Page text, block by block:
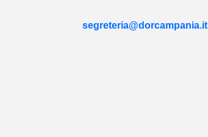
segreteria@dorcampania.it